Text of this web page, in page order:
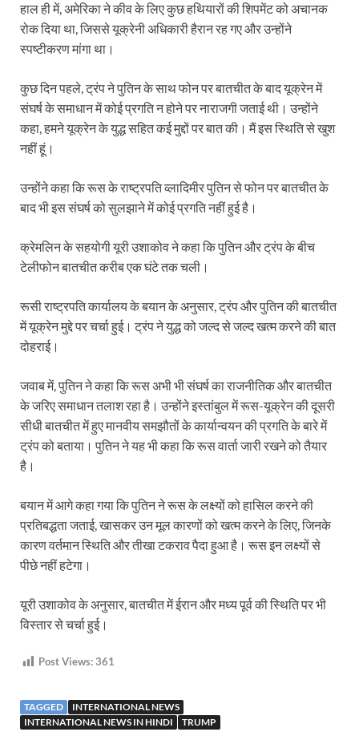
हाल ही में, अमेरिका ने कीव के लिए कुछ हथियारों की शिपमेंट को अचानक
रोक दिया था, जिससे यूक्रेनी अधिकारी हैरान रह गए और उन्होंने
स्पष्टीकरण मांगा था।
कुछ दिन पहले, ट्रंप ने पुतिन के साथ फोन पर बातचीत के बाद यूक्रेन में
संघर्ष के समाधान में कोई प्रगति न होने पर नाराजगी जताई थी। उन्होंने
कहा, हमने यूक्रेन के युद्ध सहित कई मुद्दों पर बात की। मैं इस स्थिति से खुश
नहीं हूं।
उन्होंने कहा कि रूस के राष्ट्रपति व्लादिमीर पुतिन से फोन पर बातचीत के
बाद भी इस संघर्ष को सुलझाने में कोई प्रगति नहीं हुई है।
क्रेमलिन के सहयोगी यूरी उशाकोव ने कहा कि पुतिन और ट्रंप के बीच
टेलीफोन बातचीत करीब एक घंटे तक चली।
रूसी राष्ट्रपति कार्यालय के बयान के अनुसार, ट्रंप और पुतिन की बातचीत
में यूक्रेन मुद्दे पर चर्चा हुई। ट्रंप ने युद्ध को जल्द से जल्द खत्म करने की बात
दोहराई।
जवाब में, पुतिन ने कहा कि रूस अभी भी संघर्ष का राजनीतिक और बातचीत
के जरिए समाधान तलाश रहा है। उन्होंने इस्तांबुल में रूस-यूक्रेन की दूसरी
सीधी बातचीत में हुए मानवीय समझौतों के कार्यान्वयन की प्रगति के बारे में
ट्रंप को बताया। पुतिन ने यह भी कहा कि रूस वार्ता जारी रखने को तैयार
है।
बयान में आगे कहा गया कि पुतिन ने रूस के लक्ष्यों को हासिल करने की
प्रतिबद्धता जताई, खासकर उन मूल कारणों को खत्म करने के लिए, जिनके
कारण वर्तमान स्थिति और तीखा टकराव पैदा हुआ है। रूस इन लक्ष्यों से
पीछे नहीं हटेगा।
यूरी उशाकोव के अनुसार, बातचीत में ईरान और मध्य पूर्व की स्थिति पर भी
विस्तार से चर्चा हुई।
Post Views:361
TAGGED
INTERNATIONAL NEWS
INTERNATIONAL NEWS IN HINDI
TRUMP